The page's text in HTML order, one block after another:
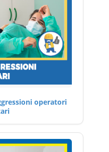
operatori